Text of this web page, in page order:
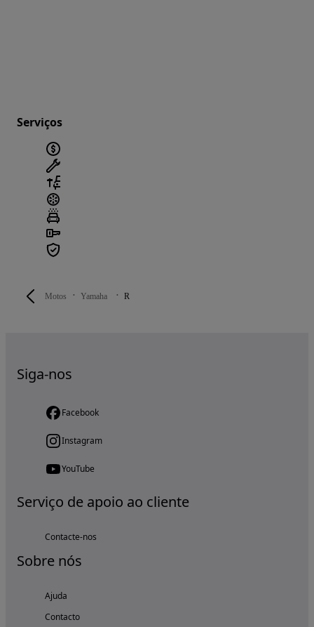
Motos Yamaha R
Serviços
Siga-nos
Facebook
Instagram
YouTube
Serviço de apoio ao cliente
Contacte-nos
Sobre nós
Ajuda
Contacto